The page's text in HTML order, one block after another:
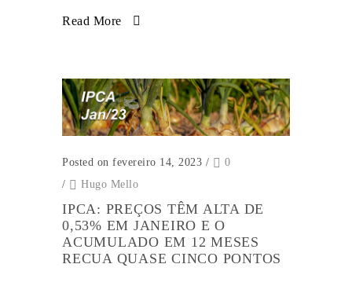
Read More
Posted on fevereiro 14, 2023 /
0
/
Hugo Mello
IPCA: PREÇOS TÊM ALTA DE
0,53% EM JANEIRO E O
ACUMULADO EM 12 MESES
RECUA QUASE CINCO PONTOS